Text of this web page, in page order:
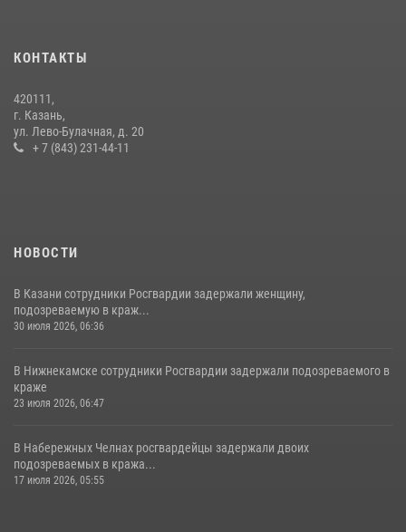
28 июля 2026, 09:38
Росгвардии
15 июля 2026, 08:41
КОНТАКТЫ
420111,
г. Казань,
ул. Лево-Булачная, д. 20
+ 7 (843) 231-44-11
НОВОСТИ
В Казани сотрудники Росгвардии задержали женщину,
подозреваемую в краж...
30 июля 2026, 06:36
В Нижнекамске сотрудники Росгвардии задержали подозреваемого в
краже
23 июля 2026, 06:47
В Набережных Челнах росгвардейцы задержали двоих
подозреваемых в кража...
17 июля 2026, 05:55